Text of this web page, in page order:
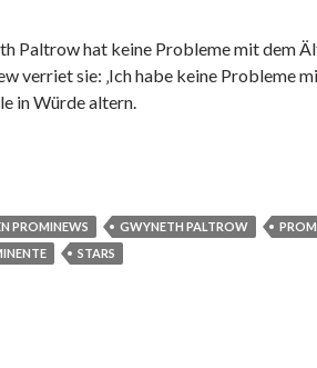
Paltrow hat keine Probleme mit dem
verriet sie: ‚Ich habe keine Probleme
in Würde altern.
PROMINEWS GWYNETH PALTROW
STARS